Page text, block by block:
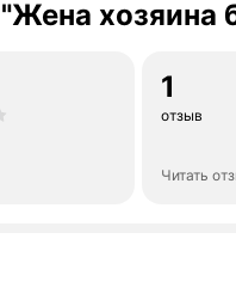
хозяина
1
отзыв
Читать